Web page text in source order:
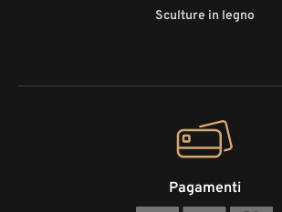
Sculture in legno
Pagamenti